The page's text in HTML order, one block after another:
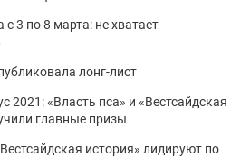
с 3 по 8 марта: не хватает
лонг-лист
2021: «Власть пса» и «Вестсайдская
главные призы
история» лидируют по